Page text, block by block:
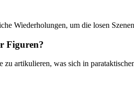
Wiederholungen, um die losen
Figuren?
artikulieren, was sich in